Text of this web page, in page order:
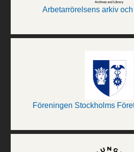
Arbetarrörelsens arkiv
Föreningen Stockholms